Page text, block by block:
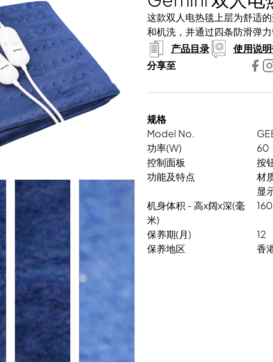
衣物烘干机抽湿机 迷你抽湿机 浴室宝 风扇蒸汽挂烫机 熨斗电暖产品吸尘
炸锅 气炸焗炉 面包机 烤面包机 松饼机 厨余机电磁炉 电陶炉 煮食炉榨汁机
炉 蒸烤箱电饭煲 真空包装机
头发造型器
品
这款双人电热毯上层为舒适
和机洗，并通过四条防滑弹力
产品目录
使用说
分享至
规格
Model No.
功率(W)
60
控制面板
按
功能及特点
材
显
机身体积 - 高x阔x深(毫
米)
保养期(月)
12
保养地区
香